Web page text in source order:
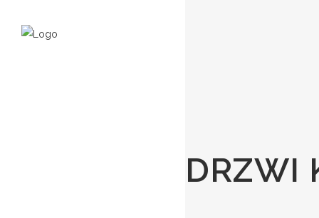
DRZWI